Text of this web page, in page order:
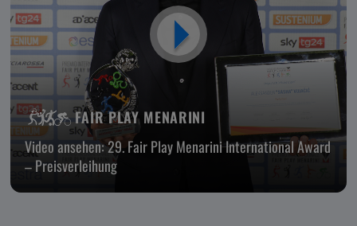
FAIR PLAY MENARINI
Video ansehen: 29. Fair Play Menarini International Award
– Preisverleihung